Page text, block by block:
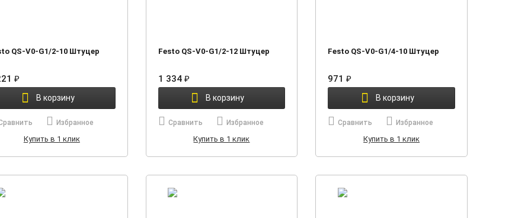
QS-V0-G1/2-10 Штуцер
₽
В корзину
Избранное
Купить в 1 клик
Festo QS-V0-G1/2-12 Штуцер
1 334 ₽
В корзину
Сравнить Избранное
Купить в 1 клик
Festo QS-V0-G1/4-10 Штуцер
971₽
В корзину
Сравнить Избранное
Купить в 1 клик